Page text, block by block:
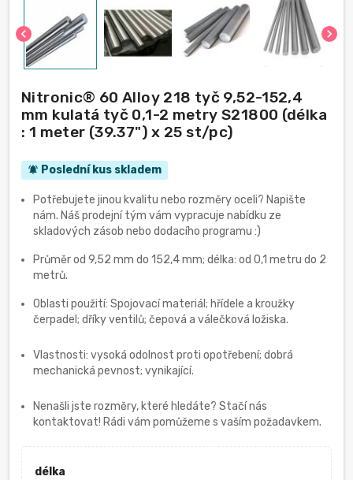
chevron_left chevron_right
Nitronic® 60 Alloy 218 tyč 9,52-152,4
mm kulatá tyč 0,1-2 metry S21800 (délka
: 1 meter (39.37") x 25 st/pc)
notifications_active Poslední kus skladem
Potřebujete jinou kvalitu nebo rozměry oceli? Napište
nám. Náš prodejní tým vám vypracuje nabídku ze
skladových zásob nebo dodacího programu :)
Průměr od 9,52 mm do 152,4 mm; délka: od 0,1 metru do 2
metrů.
Oblasti použití: Spojovací materiál; hřídele a kroužky
čerpadel; dříky ventilů; čepová a válečková ložiska.
Vlastnosti: vysoká odolnost proti opotřebení; dobrá
mechanická pevnost; vynikající.
Nenašli jste rozměry, které hledáte? Stačí nás
kontaktovat! Rádi vám pomůžeme s vaším požadavkem.
délka